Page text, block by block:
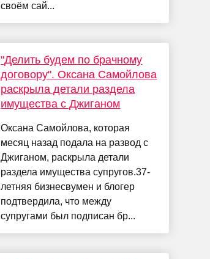
своём сай...
"Делить будем по брачному
договору". Оксана Самойлова
раскрыла детали раздела
имущества с Джиганом
Оксана Самойлова, которая
месяц назад подала на развод с
Джиганом, раскрыла детали
раздела имущества супругов.37-
летняя бизнесвумен и блогер
подтвердила, что между
супругами был подписан бр...